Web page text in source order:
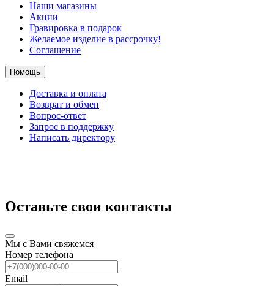
Наши магазины
Акции
Гравировка в подарок
Желаемое изделие в рассрочку!
Соглашение
Помощь
Доставка и оплата
Возврат и обмен
Вопрос-ответ
Запрос в поддержку
Написать директору
Оставьте свои контакты
Мы с Вами свяжемся
Номер телефона
Email